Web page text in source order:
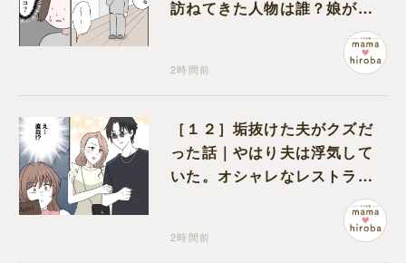
訪ねてきた人物は誰？娘が戻
ってきたのかと不安になる
2時間前
［１２］垢抜けた夫がクズだ
った話｜やはり夫は浮気して
いた。オシャレなレストラン
2時間前